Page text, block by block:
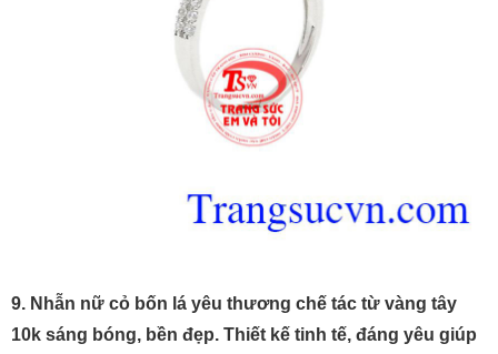
9. Nhẫn nữ cỏ bốn lá yêu thương chế tác từ vàng tây
10k sáng bóng, bền đẹp. Thiết kế tinh tế, đáng yêu giúp